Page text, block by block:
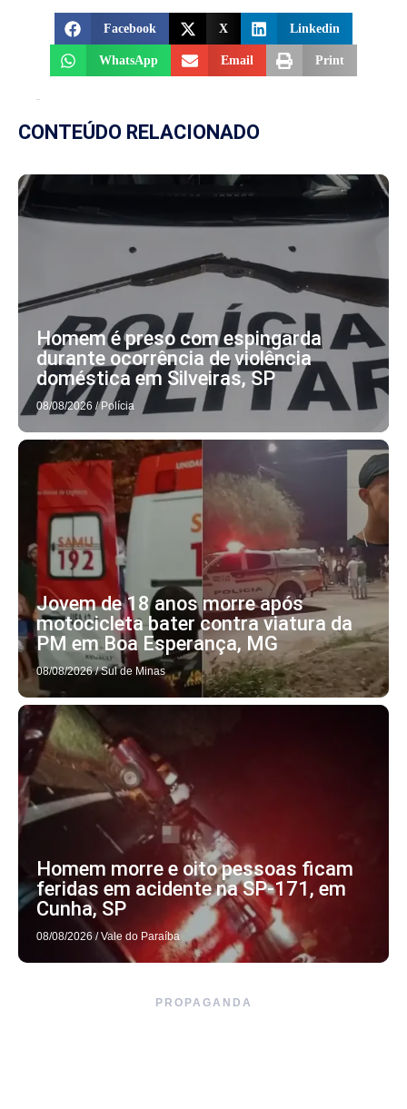
Facebook X Linkedin
WhatsApp Email Print
CONTEÚDO RELACIONADO
Homem é preso com espingarda
durante ocorrência de violência
doméstica em Silveiras, SP
08/08/2026 / Polícia
Jovem de 18 anos morre após
motocicleta bater contra viatura da
PM em Boa Esperança, MG
08/08/2026 / Sul de Minas
Homem morre e oito pessoas ficam
feridas em acidente na SP-171, em
Cunha, SP
08/08/2026 / Vale do Paraíba
PROPAGANDA